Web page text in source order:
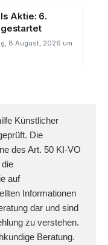
Aktie: 6.
gestartet
8 August, 2026 um
Künstlicher
Die
des Art. 50 KI-VO
auf
Informationen
dar und sind
zu verstehen.
Beratung.